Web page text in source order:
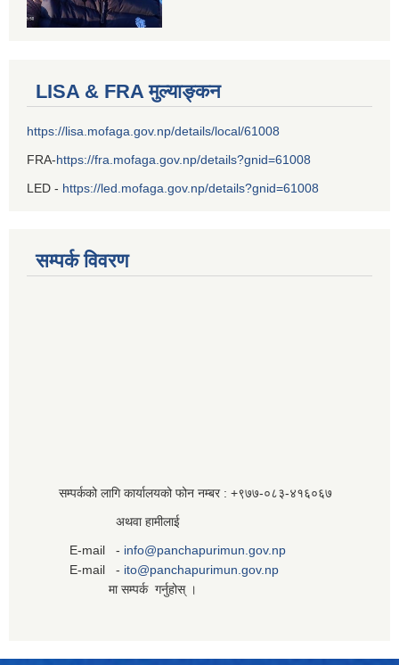
LISA & FRA मुल्याङ्कन
https://lisa.mofaga.gov.np/details/local/61008
FRA-https://fra.mofaga.gov.np/details?gnid=61008
LED - https://led.mofaga.gov.np/details?gnid=61008
सम्पर्क विवरण
सम्पर्कको लागि कार्यालयको फोन नम्बर : +९७७-०८३‍-४१६०६७
अथवा हामीलाई
E-mail - info@panchapurimun.gov.np
E-mail - ito@panchapurimun.gov.np
मा सम्पर्क गर्नुहोस् ।